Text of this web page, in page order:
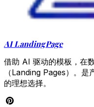
AI LandingPage
借助 AI 驱动的模板，在
（Landing Pages）。
的理想选择。